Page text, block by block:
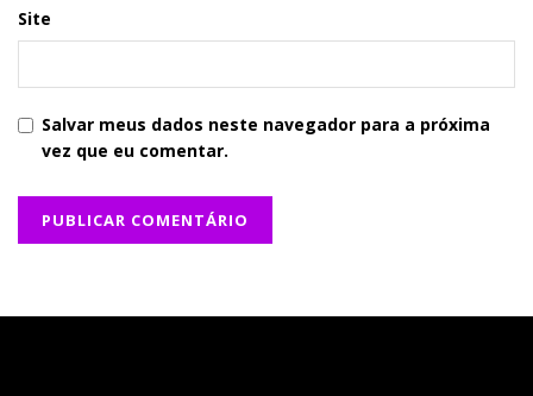
Site
Salvar meus dados neste navegador para a próxima
vez que eu comentar.